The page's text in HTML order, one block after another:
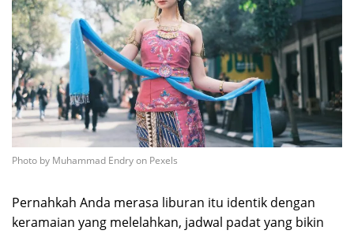
Photo by Muhammad Endry on Pexels
Pernahkah Anda merasa liburan itu identik dengan
keramaian yang melelahkan, jadwal padat yang bikin